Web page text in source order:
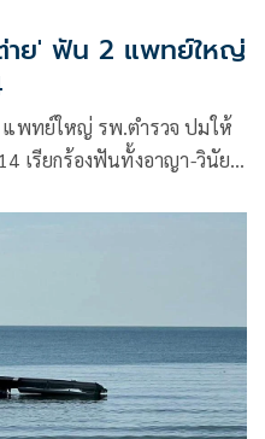
าย' ฟัน 2 แพทย์ใหญ่
แพทย์ใหญ่ รพ.ตำรวจ ปมให้
เรียกร้องฟันทั้งอาญา-วินัย